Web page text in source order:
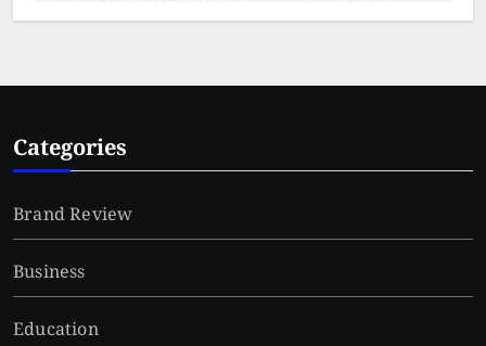
Categories
Brand Review
Business
Education